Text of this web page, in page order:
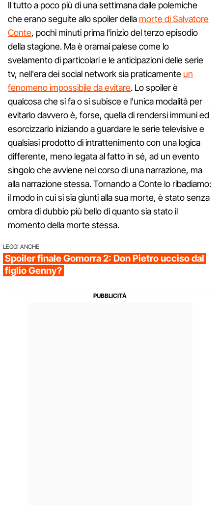
Il tutto a poco più di una settimana dalle polemiche
che erano seguite allo spoiler della morte di Salvatore
Conte, pochi minuti prima l'inizio del terzo episodio
della stagione. Ma è oramai palese come lo
svelamento di particolari e le anticipazioni delle serie
tv, nell'era dei social network sia praticamente un
fenomeno impossibile da evitare. Lo spoiler è
qualcosa che si fa o si subisce e l'unica modalità per
evitarlo davvero è, forse, quella di rendersi immuni ed
esorcizzarlo iniziando a guardare le serie televisive e
qualsiasi prodotto di intrattenimento con una logica
differente, meno legata al fatto in sé, ad un evento
singolo che avviene nel corso di una narrazione, ma
alla narrazione stessa. Tornando a Conte lo ribadiamo:
il modo in cui si sia giunti alla sua morte, è stato senza
ombra di dubbio più bello di quanto sia stato il
momento della morte stessa.
LEGGI ANCHE
Spoiler finale Gomorra 2: Don Pietro ucciso dal
figlio Genny?